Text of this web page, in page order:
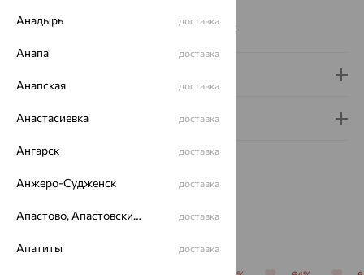
Наименование цвета вставки:
Бесцветный
Гарантия и возврат
Похожие изделия
Анадырь доставка
Анапа доставка
Анапская доставка
Анастасиевка доставка
Ангарск доставка
Анжеро-Судженск доставка
Апастово, Апастовский район доставка
Апатиты доставка